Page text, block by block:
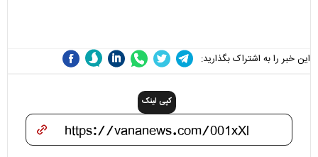
این خبر را به اشتراک بگذارید:
کپی لینک